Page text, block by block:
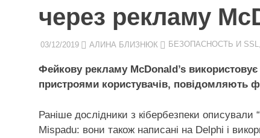
через рекламу
03/12/2019 АЛИНА БЛИЗНЮК БЕЗОПАСНОСТЬ И SSL,
Фейкову рекламу McDonald’s
пристроями користувачів, повідомляють
Раніше дослідники з кібербезпеки описували
Mispadu: вони також написані на Delphi і